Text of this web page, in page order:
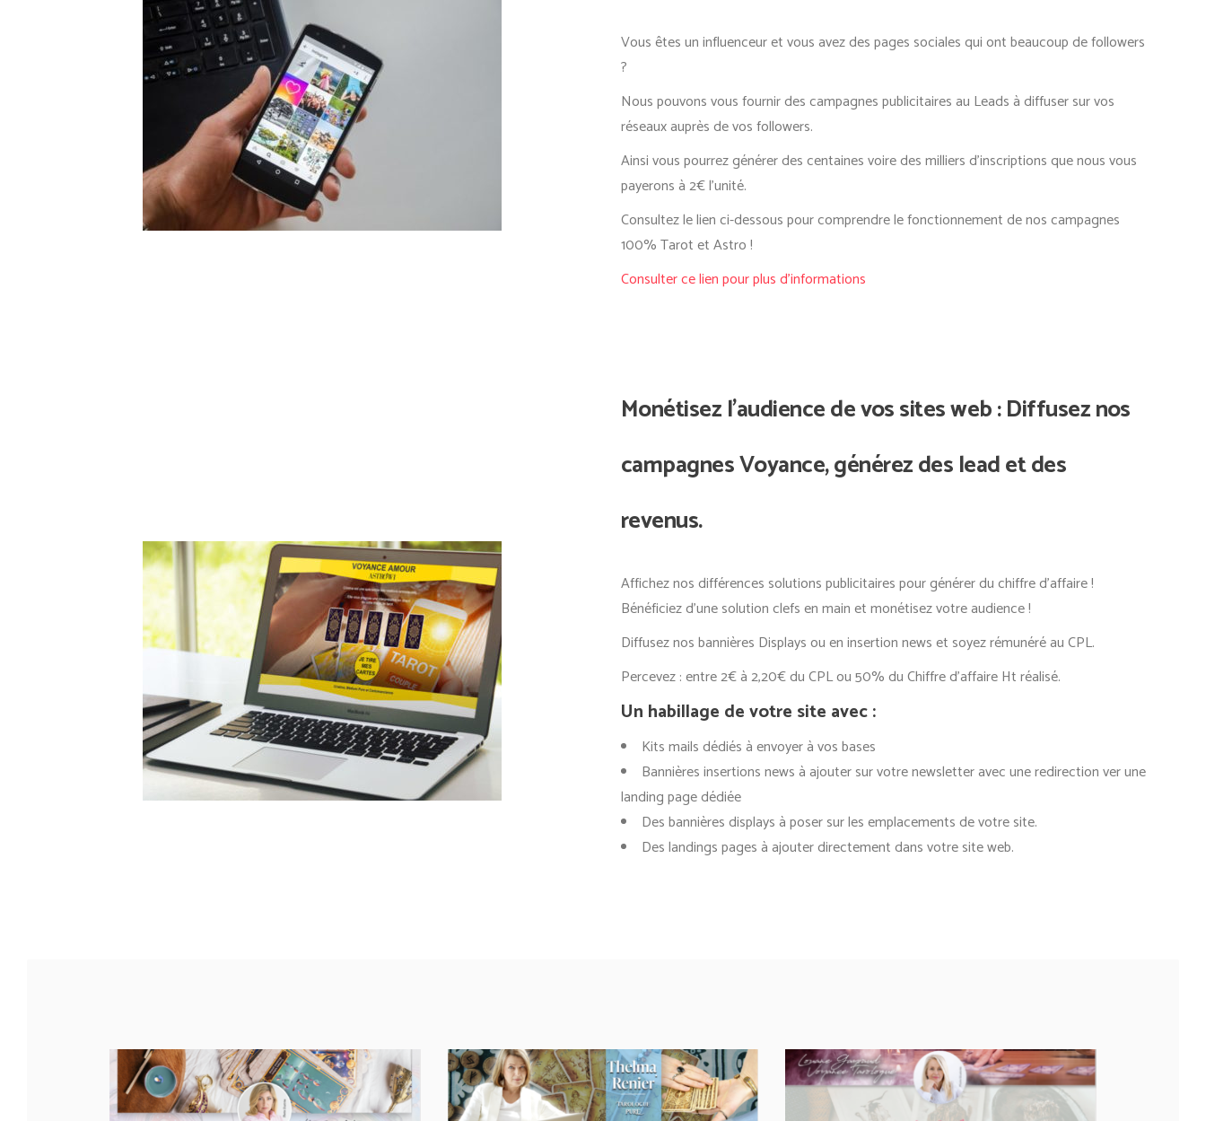
Vous êtes un influenceur et vous avez des pages sociales qui ont beaucoup de followers
?
Nous pouvons vous fournir des campagnes publicitaires au Leads à diffuser sur vos
réseaux auprès de vos followers.
Ainsi vous pourrez générer des centaines voire des milliers d’inscriptions que nous vous
payerons à 2€ l’unité.
Consultez le lien ci-dessous pour comprendre le fonctionnement de nos campagnes
100% Tarot et Astro !
Consulter ce lien pour plus d’informations
Monétisez l’audience de vos sites web : Diffusez nos
campagnes Voyance, générez des lead et des
revenus.
Affichez nos différences solutions publicitaires pour générer du chiffre d’affaire !
Bénéficiez d’une solution clefs en main et monétisez votre audience !
Diffusez nos bannières Displays ou en insertion news et soyez rémunéré au CPL.
Percevez : entre 2€ à 2,20€ du CPL ou 50% du Chiffre d’affaire Ht réalisé.
Un habillage de votre site avec :
Kits mails dédiés à envoyer à vos bases
Bannières insertions news à ajouter sur votre newsletter avec une redirection ver une
landing page dédiée
Des bannières displays à poser sur les emplacements de votre site.
Des landings pages à ajouter directement dans votre site web.